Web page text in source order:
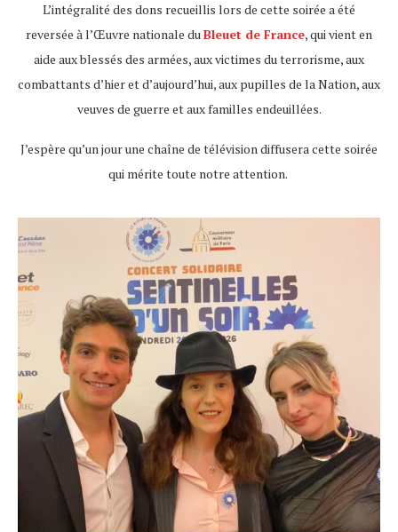
L’intégralité des dons recueillis lors de cette soirée a été
reversée à l’Œuvre nationale duBleuet de France, qui vient en
aide aux blessés des armées, aux victimes du terrorisme, aux
combattants d’hier et d’aujourd’hui, aux pupilles de la Nation, aux
veuves de guerre et aux familles endeuillées.
J’espère qu’un jour une chaîne de télévision diffusera cette soirée
qui mérite toute notre attention.